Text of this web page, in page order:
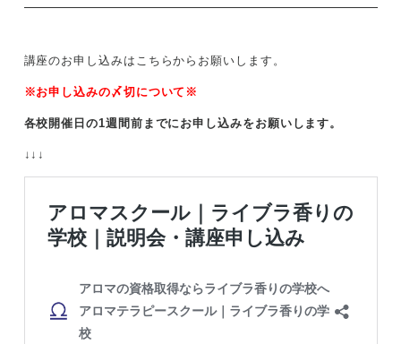
講座のお申し込みはこちらからお願いします。
※お申し込みの〆切について※
各校開催日の1週間前ま でにお申し込みをお願いします。
↓↓↓